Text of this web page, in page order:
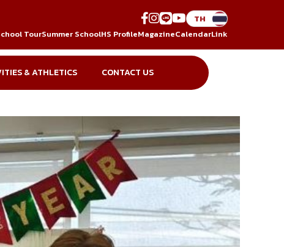
TourSummer SchoolHS ProfileMagazineCalendarLink
& ATHLETICS CONTACT US